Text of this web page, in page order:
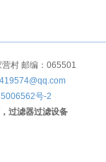
村 邮编：065501
号-2
过滤器过滤设备